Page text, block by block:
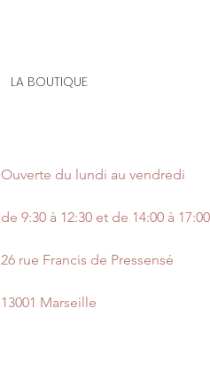
LA BOUTIQUE
Ouverte du lundi au vendredi
de 9:30 à 12:30 et de 14:00 à 17:00
26 rue Francis de Pressensé
13001 Marseille